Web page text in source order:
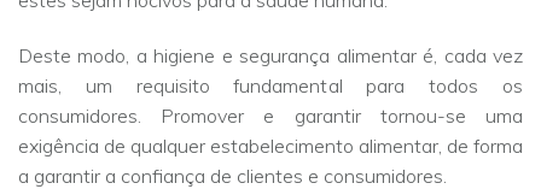
Deste modo, a higiene e segurança alimentar é, cada vez
mais, um requisito fundamental para todos os
consumidores. Promover e garantir tornou-se uma
exigência de qualquer estabelecimento alimentar, de forma
a garantir a confiança de clientes e consumidores.